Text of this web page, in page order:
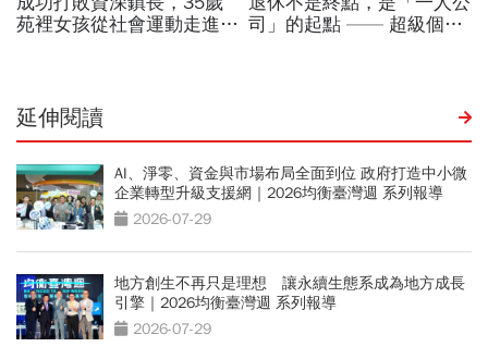
延伸閱讀
AI、淨零、資金與市場布局全面到位 政府打造中小微
企業轉型升級支援網｜2026均衡臺灣週 系列報導
2026-07-29
地方創生不再只是理想 讓永續生態系成為地方成長
引擎｜2026均衡臺灣週 系列報導
2026-07-29